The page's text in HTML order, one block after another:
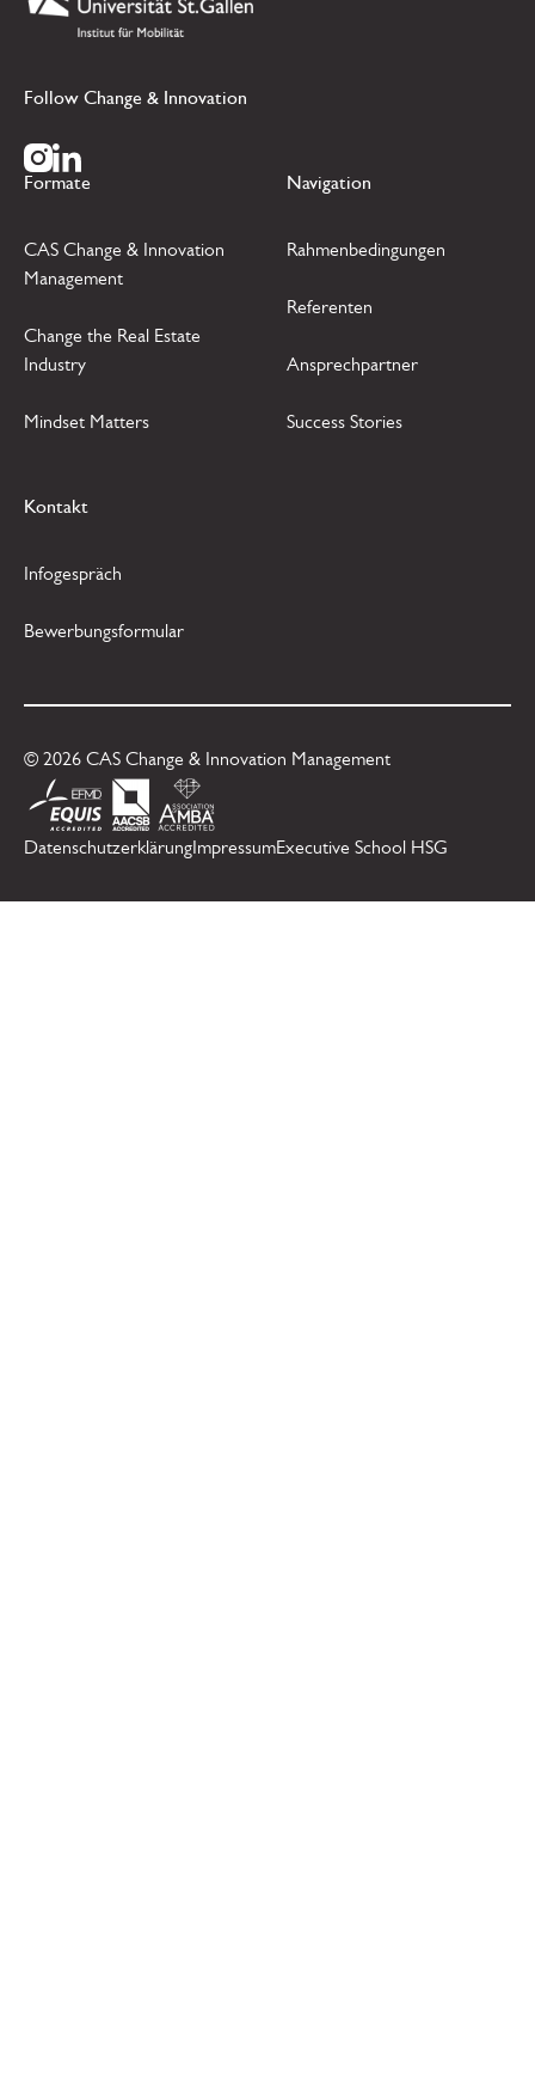
Follow Change & Innovation
Zur Instagram Seite
Zur LinkedIn Seite
Formate
CAS Change & Innovation
Management
Change the Real Estate
Industry
Mindset Matters
Navigation
Rahmenbedingungen
Referenten
Ansprechpartner
Success Stories
Kontakt
Infogespräch
Bewerbungsformular
© 2026CAS Change & Innovation Management
DatenschutzerklärungImpressumExecutive School HSG